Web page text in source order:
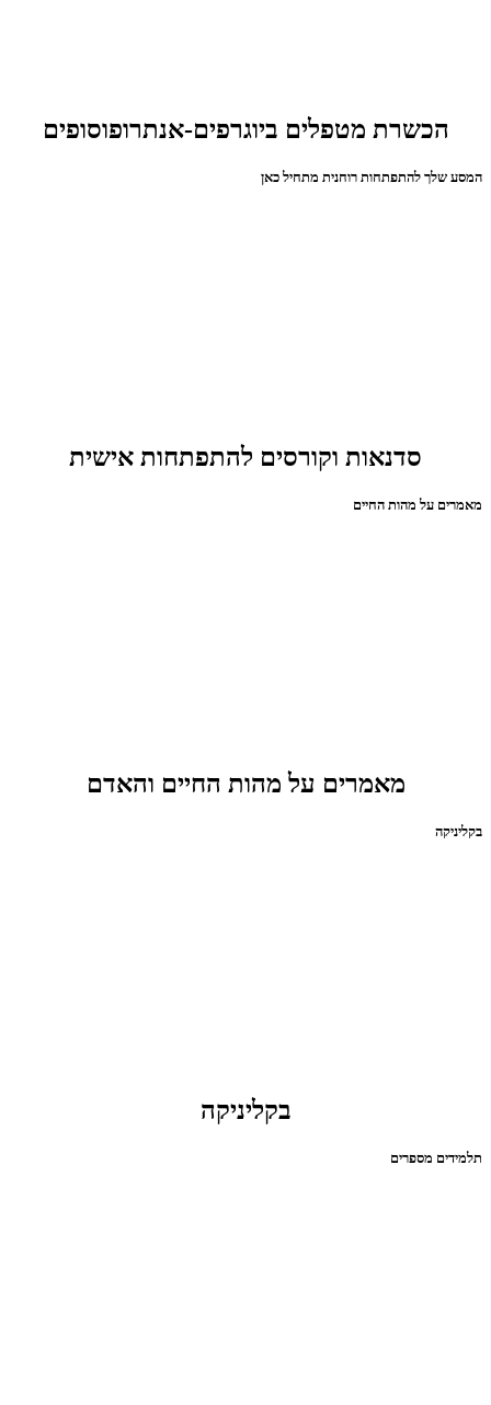
הכשרת מטפלים ביוגרפים-אנתרופוסופים
המסע שלך להתפתחות רוחנית מתחיל כאן
סדנאות וקורסים להתפתחות אישית
מאמרים על מהות החיים
מאמרים על מהות החיים והאדם
בקליניקה
בקליניקה
תלמידים מספרים